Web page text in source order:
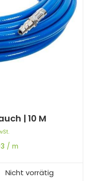
| 10 M
/ m
Nicht vorrätig